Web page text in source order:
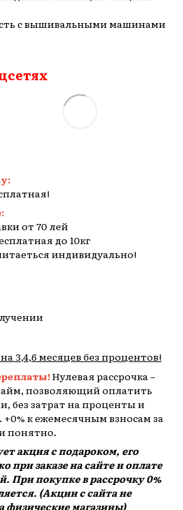
с вышивальными машинами
от 70 лей
до 10кг
индивидуально!
3,4,6 месяцев без процентов!
Нулевая рассрочка –
позволяющий оплатить
без затрат на проценты и
к ежемесячным взносам за
понятно.
акция с подароком, его
при заказе на сайте и оплате
При покупке в рассрочку 0%
(Акции с сайта не
физические магазины)